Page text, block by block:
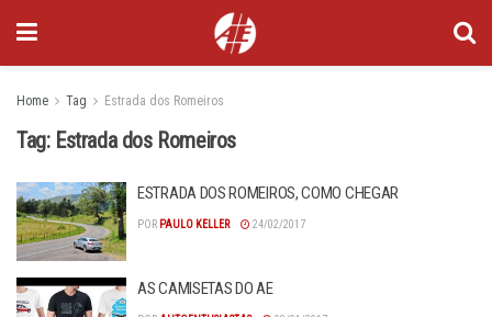
Home Tag Estrada dos Romeiros
Tag: Estrada dos Romeiros
ESTRADA DOS ROMEIROS, COMO CHEGAR
POR PAULO KELLER 24/02/2017
AS CAMISETAS DO AE